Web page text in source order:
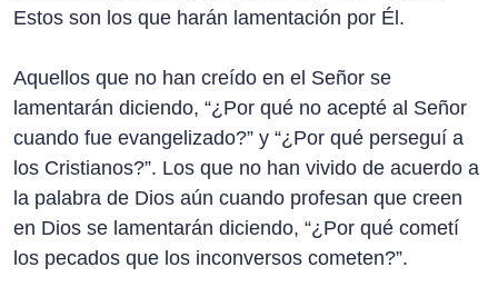
Estos son los que harán lamentación por Él.
Aquellos que no han creído en el Señor se
lamentarán diciendo, “¿Por qué no acepté al Señor
cuando fue evangelizado?” y “¿Por qué perseguí a
los Cristianos?”. Los que no han vivido de acuerdo a
la palabra de Dios aún cuando profesan que creen
en Dios se lamentarán diciendo, “¿Por qué cometí
los pecados que los inconversos cometen?”.